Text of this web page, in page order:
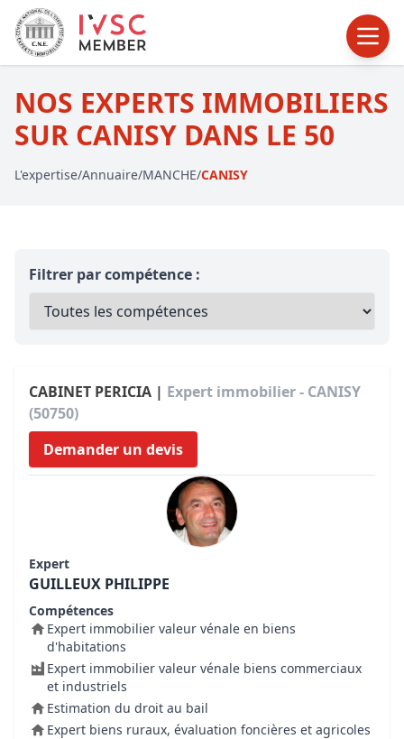
NOS EXPERTS IMMOBILIERS
SUR CANISY DANS LE 50
L'expertise/Annuaire/MANCHE/CANISY
Filtrer par compétence :
CABINET PERICIA | Expert immobilier - CANISY
(50750)
Demander un devis
Expert
GUILLEUX PHILIPPE
Compétences
Expert immobilier valeur vénale en biens
d'habitations
Expert immobilier valeur vénale biens commerciaux
et industriels
Estimation du droit au bail
Expert biens ruraux, évaluation foncières et agricoles